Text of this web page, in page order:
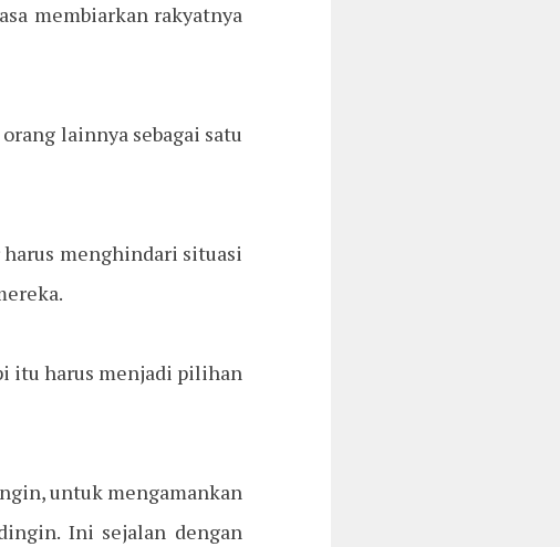
membiarkan rakyatnya
lainnya sebagai satu
harus menghindari situasi
itu harus menjadi pilihan
untuk mengamankan
Ini sejalan dengan